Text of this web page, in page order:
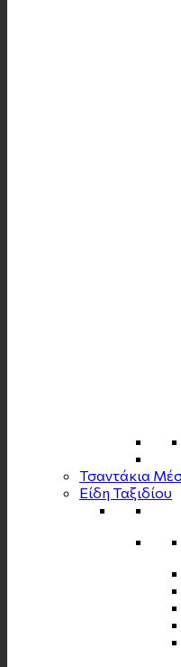
Τσαντάκια
Είδη Ταξιδίου